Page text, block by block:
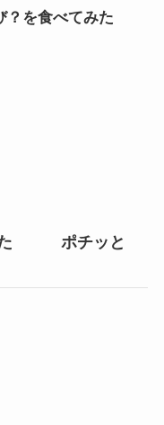
？を食べてみた
した ポチッと